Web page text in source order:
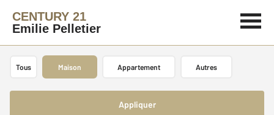
CENTURY 21
Emilie Pelletier
Tous Maison Appartement Autres
Appliquer